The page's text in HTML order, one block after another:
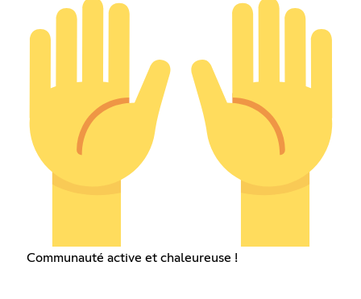
Communauté active et chaleureuse !